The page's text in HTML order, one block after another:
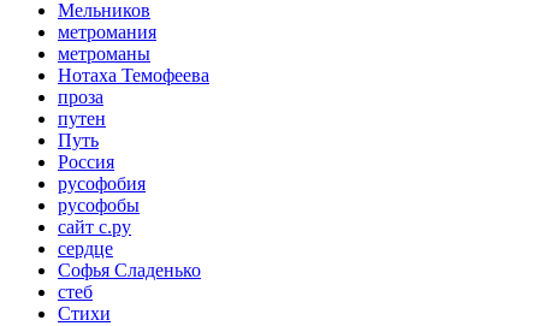
Мельников
метромания
метроманы
Нотаха Темофеева
проза
путен
Путь
Россия
русофобия
русофобы
сайт с.ру
сердце
Софья Сладенько
стеб
Стихи